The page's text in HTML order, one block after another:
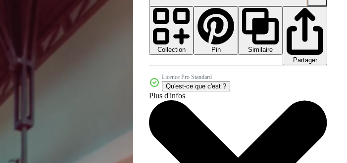
Collection Pin
Similaire
Partager
Licence Pro Standard
Qu'est-ce que c'est ?
Plus d'infos